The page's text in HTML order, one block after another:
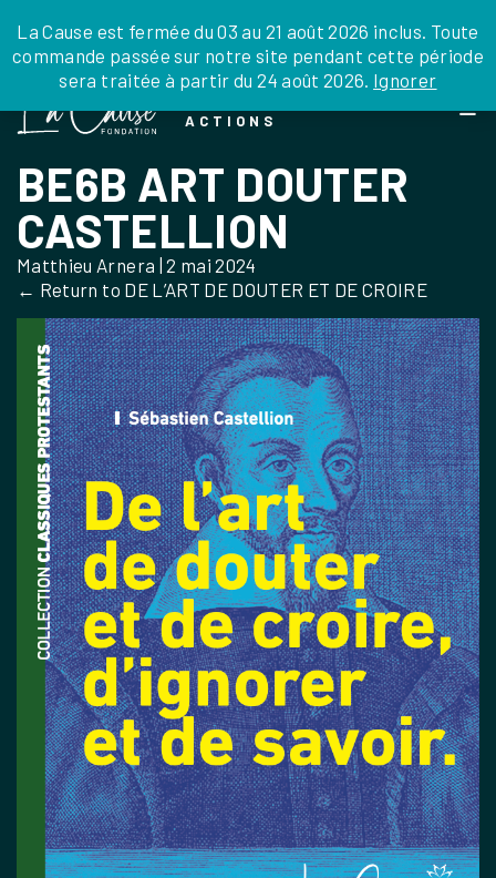
to
the
La Cause est fermée du 03 au 21 août 2026 inclus. Toute
commande passée sur notre site pendant cette période
sera traitée à partir du 24 août 2026. Ignorer
JE DONNE JE PARRAINE NOUS SOUTENIR
DEPUIS LA FRANCE
DEPUIS L’INTERNATIONAL
EN TANT QU’ORGANISATION
LEGS, LIBÉRALITÉS
0 ARTICLE
ACTIONS
BE6B ART DOUTER
CASTELLION
Matthieu Arnera |2 mai 2024
← Return to DE L’ART DE DOUTER ET DE CROIRE